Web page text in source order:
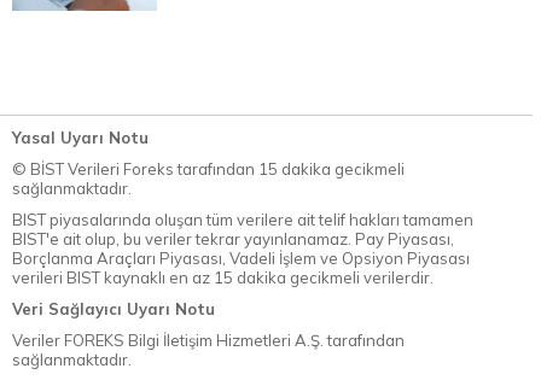
Yasal Uyarı Notu
© BİST Verileri Foreks tarafından 15 dakika gecikmeli
sağlanmaktadır.
BIST piyasalarında oluşan tüm verilere ait telif hakları tamamen
BIST'e ait olup, bu veriler tekrar yayınlanamaz. Pay Piyasası,
Borçlanma Araçları Piyasası, Vadeli İşlem ve Opsiyon Piyasası
verileri BIST kaynaklı en az 15 dakika gecikmeli verilerdir.
Veri Sağlayıcı Uyarı Notu
Veriler FOREKS Bilgi İletişim Hizmetleri A.Ş. tarafından
sağlanmaktadır.